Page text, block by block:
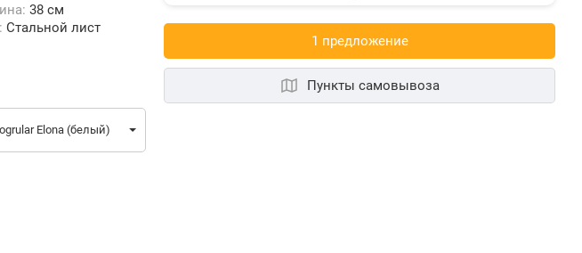
38 см
Стальной лист
Elona (белый)
1 предложениe
Пункты самовывоза